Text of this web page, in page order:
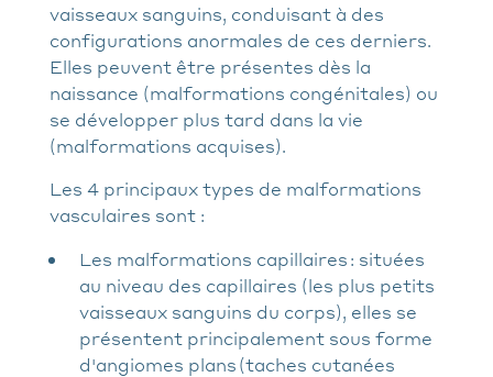
vaisseaux sanguins, conduisant à des
configurations anormales de ces derniers.
Elles peuvent être présentes dès la
naissance (malformations congénitales) ou
se développer plus tard dans la vie
(malformations acquises).
Les 4 principaux types de malformations
vasculaires sont :
Les malformations capillaires : situées
au niveau des capillaires (les plus petits
vaisseaux sanguins du corps), elles se
présentent principalement sous forme
d'angiomes plans (taches cutanées